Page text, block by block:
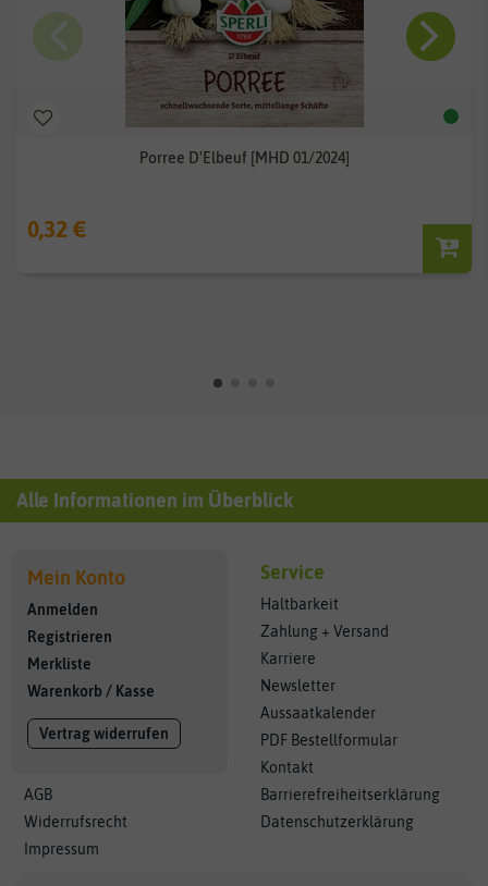
Porree D'Elbeuf [MHD 01/2024]
0,32 €
Alle Informationen im Überblick
Mein Konto
Anmelden
Registrieren
Merkliste
Warenkorb / Kasse
Vertrag widerrufen
AGB
Widerrufsrecht
Impressum
Service
Haltbarkeit
Zahlung + Versand
Karriere
Newsletter
Aussaatkalender
PDF Bestellformular
Kontakt
Barrierefreiheitserklärung
Datenschutzerklärung